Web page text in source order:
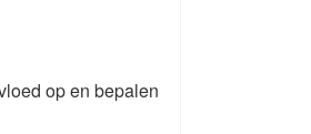
op en bepalen